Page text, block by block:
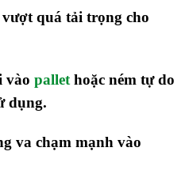
quá tải trọng cho
vào pallet hoặc ném tự do
dụng.
va chạm mạnh vào